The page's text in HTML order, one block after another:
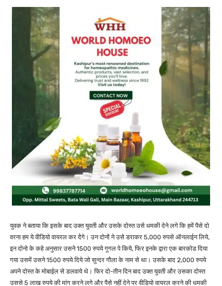
युवक ने बताया कि इसके बाद उक्त युवती और उसके दोस्त उसे धमकी देने लगे कि हमें पैसे दो
वरना हम ये वीडियो वायरल कर देेगे। उन दोनों ने उसे डराकर 5,000 रुपसे ऑनलाईन लिये,
इन दोनो के कहे अनुसार उसने 1500 रुपये गूगल पे किये, फिर इनके द्वारा एक बारकोड दिया
गया उसमें उसने 1500 रुपये दिये जो सुन्दर गौला के नाम से था। उसके बाद 2,000 रुपये
अपने दोस्त के मोबाईल से डलवाये थे। फिर दो-तीन दिन बाद उक्त युवती और उसका दोस्त
उससे 5 लाख रुपये की मांग करने लगे और पैसे नहीं देने पर वीडियो वायरल करने की धमकी